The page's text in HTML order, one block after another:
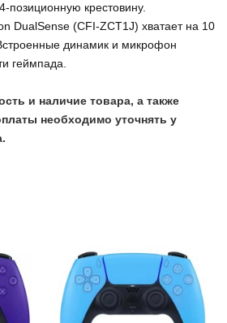
позиционную крестовину.
DualSense (CFI-ZCT1J) хватает на 10
динамик и микрофон
геймпада.
и наличие товара, а также
необходимо уточнять у